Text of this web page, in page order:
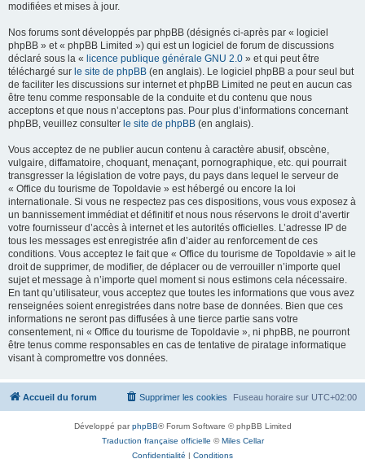
modifiées et mises à jour.
Nos forums sont développés par phpBB (désignés ci-après par « logiciel
phpBB » et « phpBB Limited ») qui est un logiciel de forum de discussions
déclaré sous la « licence publique générale GNU 2.0 » et qui peut être
téléchargé sur le site de phpBB (en anglais). Le logiciel phpBB a pour seul but
de faciliter les discussions sur internet et phpBB Limited ne peut en aucun cas
être tenu comme responsable de la conduite et du contenu que nous
acceptons et que nous n’acceptons pas. Pour plus d’informations concernant
phpBB, veuillez consulter le site de phpBB (en anglais).
Vous acceptez de ne publier aucun contenu à caractère abusif, obscène,
vulgaire, diffamatoire, choquant, menaçant, pornographique, etc. qui pourrait
transgresser la législation de votre pays, du pays dans lequel le serveur de
« Office du tourisme de Topoldavie » est hébergé ou encore la loi
internationale. Si vous ne respectez pas ces dispositions, vous vous exposez à
un bannissement immédiat et définitif et nous nous réservons le droit d’avertir
votre fournisseur d’accès à internet et les autorités officielles. L’adresse IP de
tous les messages est enregistrée afin d’aider au renforcement de ces
conditions. Vous acceptez le fait que « Office du tourisme de Topoldavie » ait le
droit de supprimer, de modifier, de déplacer ou de verrouiller n’importe quel
sujet et message à n’importe quel moment si nous estimons cela nécessaire.
En tant qu’utilisateur, vous acceptez que toutes les informations que vous avez
renseignées soient enregistrées dans notre base de données. Bien que ces
informations ne seront pas diffusées à une tierce partie sans votre
consentement, ni « Office du tourisme de Topoldavie », ni phpBB, ne pourront
être tenus comme responsables en cas de tentative de piratage informatique
visant à compromettre vos données.
Accueil du forum Fuseau horaire sur UTC+02:00
Supprimer les cookies
Développé parphpBB® Forum Software © phpBB Limited
Traduction française officielle ©Miles Cellar
Confidentialité | Conditions